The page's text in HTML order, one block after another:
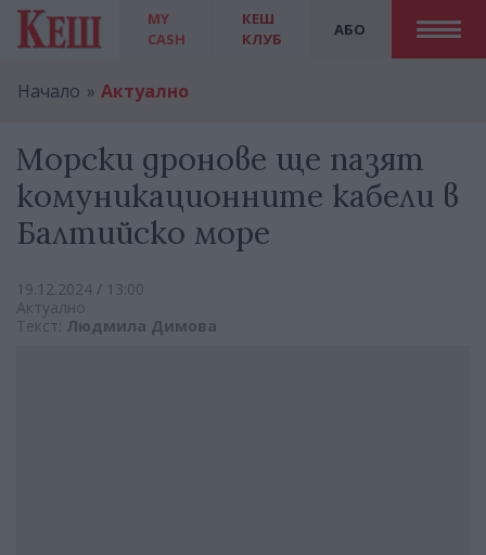
MY
CASH
АБО
КЕШ
КЛУБ
Начало Актуално
Морски дронове ще пазят
комуникационните кабели в
Балтийско море
19.12.2024 / 13:00
Актуално
Текст: Людмила Димова